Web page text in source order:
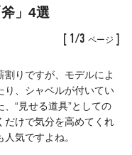
」4選
[ 1/3 ページ
りですが、モデルによ
り、シャベルが付いてい
“見せる道具”としての
だけで気分を高めてくれ
気ですよね。